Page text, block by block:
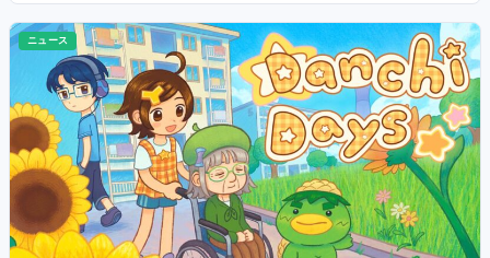
ニュース